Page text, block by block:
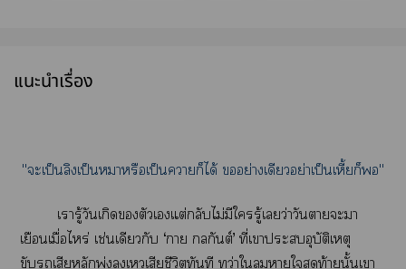
แนะนำเรื่อง
"ะเป็นลิงเป็นาหรือเป็นาก็ได้ อย่างเดียวอย่าเป็นเหี้ยก็"
เารู้วันเกิดตัวเแต่กลับไม่มีใรู้เว่าวันาะา
เยือนเมื่อไหร่ เช่นเดียวกับ ‘า กันต์’ ที่เาะอุบัติเหตุ
ขับเสียหลักพุ่งเเสียชีวิตทันที ทว่าใาใสุดท้ายนั้นเา